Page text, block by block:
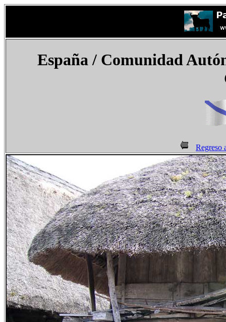
España/ Comunidad
Regreso